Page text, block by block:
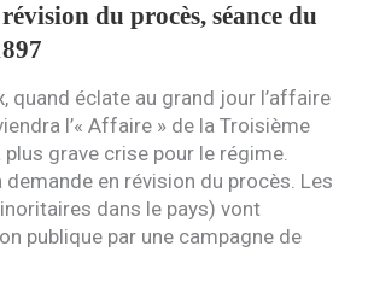
du procès, séance du
quand éclate au grand jour l’affaire
l’« Affaire » de la Troisième
plus grave crise pour le régime.
demande en révision du procès. Les
dans le pays) vont
publique par une campagne de